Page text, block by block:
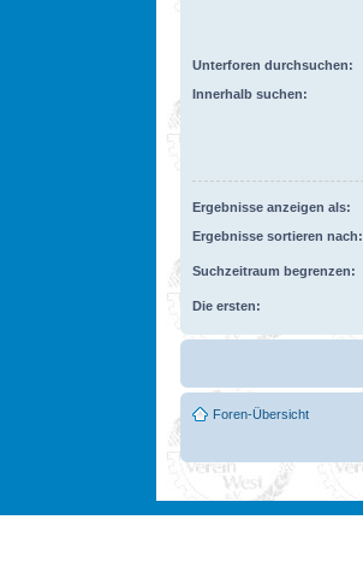
Unterforen durchsuchen:
Innerhalb suchen:
Ergebnisse anzeigen als:
Ergebnisse sortieren nach:
Suchzeitraum begrenzen:
Die ersten:
Foren-Übersicht